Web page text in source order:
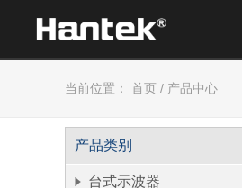
当前位置： 首页 / 产品中心
产品类别
台式示波器